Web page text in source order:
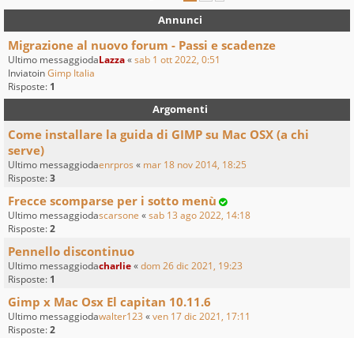
Annunci
Migrazione al nuovo forum - Passi e scadenze
Ultimo messaggiodaLazza«sab 1 ott 2022, 0:51
InviatoinGimp Italia
Risposte: 1
Argomenti
Come installare la guida di GIMP su Mac OSX (a chi
serve)
Ultimo messaggiodaenrpros « mar 18 nov 2014, 18:25
Risposte:3
Frecce scomparse per i sotto menù
Ultimo messaggiodascarsone «sab 13 ago 2022, 14:18
Risposte:2
Pennello discontinuo
Ultimo messaggiodacharlie«dom 26 dic 2021, 19:23
Risposte: 1
Gimp x Mac Osx El capitan 10.11.6
Ultimo messaggiodawalter123 «ven 17 dic 2021, 17:11
Risposte:2